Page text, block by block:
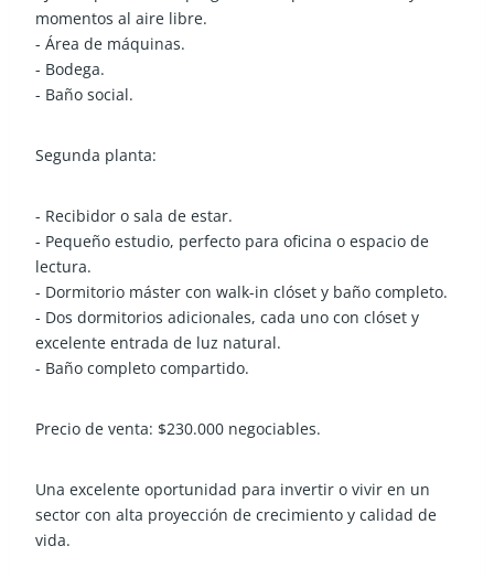
momentos al aire libre.
- Área de máquinas.
- Bodega.
- Baño social.
Segunda planta:
- Recibidor o sala de estar.
- Pequeño estudio, perfecto para oficina o espacio de
lectura.
- Dormitorio máster con walk-in clóset y baño completo.
- Dos dormitorios adicionales, cada uno con clóset y
excelente entrada de luz natural.
- Baño completo compartido.
Precio de venta: $230.000 negociables.
Una excelente oportunidad para invertir o vivir en un
sector con alta proyección de crecimiento y calidad de
vida.